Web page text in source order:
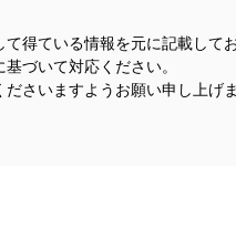
得ている情報を元に記載してお
づいて対応ください。
さいますようお願い申し上げま